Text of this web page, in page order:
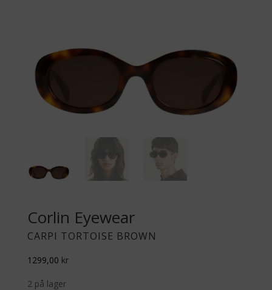
Corlin Eyewear
CARPI TORTOISE BROWN
1299,00 kr
2 på lager